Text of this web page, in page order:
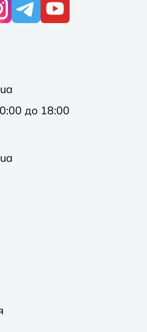
до 18:00